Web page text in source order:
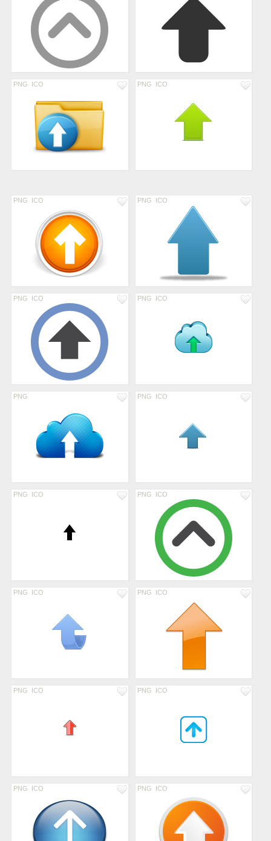
PNG ICO PNG ICO
PNG ICO PNG ICO
PNG ICO PNG ICO
PNG PNG ICO
PNG ICO PNG ICO
PNG ICO PNG ICO
PNG ICO PNG ICO
PNG ICO PNG ICO